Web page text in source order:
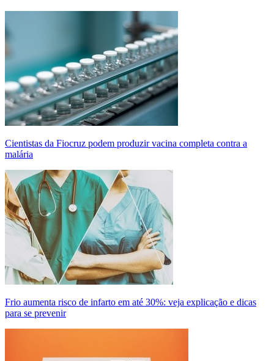
Cientistas da Fiocruz podem produzir vacina completa contra a
malária
Frio aumenta risco de infarto em até 30%: veja explicação e dicas
para se prevenir